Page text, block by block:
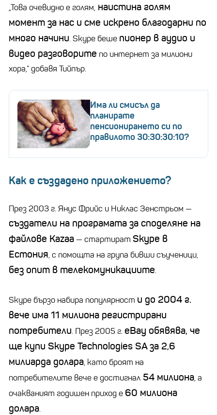
„Това очевидно е голям, наистина голям
момент за нас и сме искрено благодарни по
много начини. Skype беше пионер в аудио и
видео разговорите по интернет за милиони
хора,“ добавя Тийпър.
Има ли смисъл да
планирате
пенсионирането си по
правилото 30:30:30:10?
Как е създадено приложението?
През 2003 г. Янус Фрийс и Никлас Зенстрьом —
създатели на програмата за споделяне на
файлове Kazaa — стартират Skype в
Естония, с помощта на група бивши съученици,
без опит в телекомуникациите.
Skype бързо набира популярност и до 2004 г.
вече има 11 милиона регистрирани
потребители. През 2005 г.eBay обявява, че
ще купи Skype Technologies SA за 2,6
милиарда долара, като броят на
потребителите вече е достигнал 54 милиона, а
очакваният годишен приход е 60 милиона
долара.